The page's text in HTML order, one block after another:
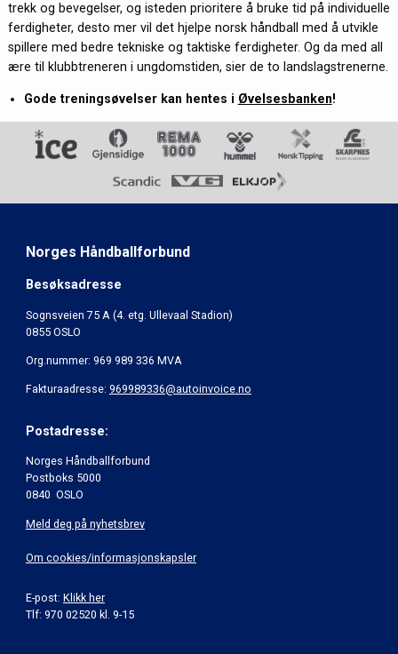
trekk og bevegelser, og isteden prioritere å bruke tid på individuelle
ferdigheter, desto mer vil det hjelpe norsk håndball med å utvikle
spillere med bedre tekniske og taktiske ferdigheter. Og da med all
ære til klubbtreneren i ungdomstiden, sier de to landslagstrenerne.
Gode treningsøvelser kan hentes i Øvelsesbanken!
Norges Håndballforbund
Besøksadresse
Sognsveien 75 A (4. etg. Ullevaal Stadion)
0855 OSLO
Org.nummer: 969 989 336 MVA
Fakturaadresse: 969989336@autoinvoice.no
Postadresse:
Norges Håndballforbund
Postboks 5000
0840 OSLO
Meld deg på nyhetsbrev
Om cookies/informasjonskapsler
E-post: Klikk her
Tlf: 970 02520 kl. 9-15